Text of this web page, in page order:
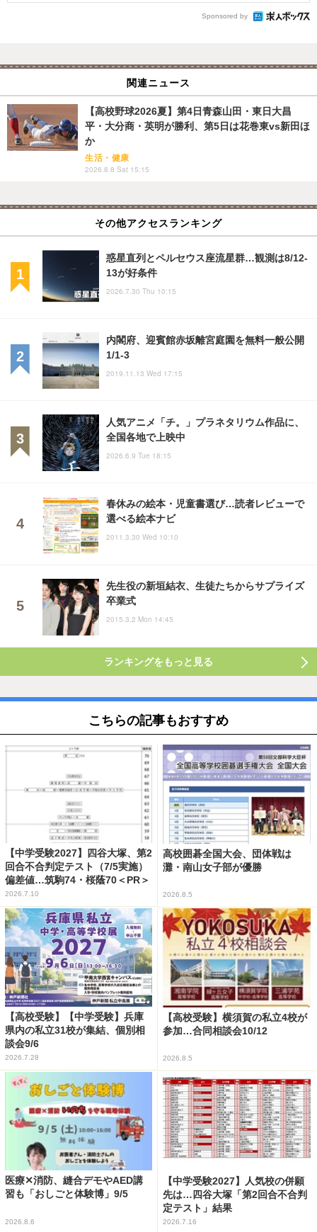
Sponsored by
関連ニュース
【高校野球2026夏】第4日青森山田・東日大昌
平・大分商・英明が勝利、第5日は花巻東vs新田ほ
か
生活・健康
2026.8.8 Sat 15:15
その他アクセスランキング
惑星直列とペルセウス座流星群…観測は8/12-
13が好条件
2026.7.30 Thu 10:15
内閣府、迎賓館赤坂離宮庭園を無料一般公開
1/1-3
2019.11.13 Wed 17:15
人気アニメ「チ。」プラネタリウム作品に、
全国各地で上映中
2026.6.9 Tue 18:15
春休みの絵本・児童書選び…読者レビューで
選べる絵本ナビ
2011.3.30 Wed 10:10
先生役の新垣結衣、生徒たちからサプライズ
卒業式
2015.3.2 Mon 14:45
ランキングをもっと見る
こちらの記事もおすすめ
【中学受験2027】四谷大塚、第2
回合不合判定テスト（7/5実施）
偏差値…筑駒74・桜蔭70＜PR＞
2026.7.10
高校囲碁全国大会、団体戦は
灘・南山女子部が優勝
2026.8.5
【高校受験】【中学受験】兵庫
県内の私立31校が集結、個別相
談会9/6
2026.7.28
【高校受験】横須賀の私立4校が
参加…合同相談会10/12
2026.8.5
医療✕消防、縫合デモやAED講
習も「おしごと体験博」9/5
2026.8.6
【中学受験2027】人気校の併願
先は…四谷大塚「第2回合不合判
定テスト」結果
2026.7.16